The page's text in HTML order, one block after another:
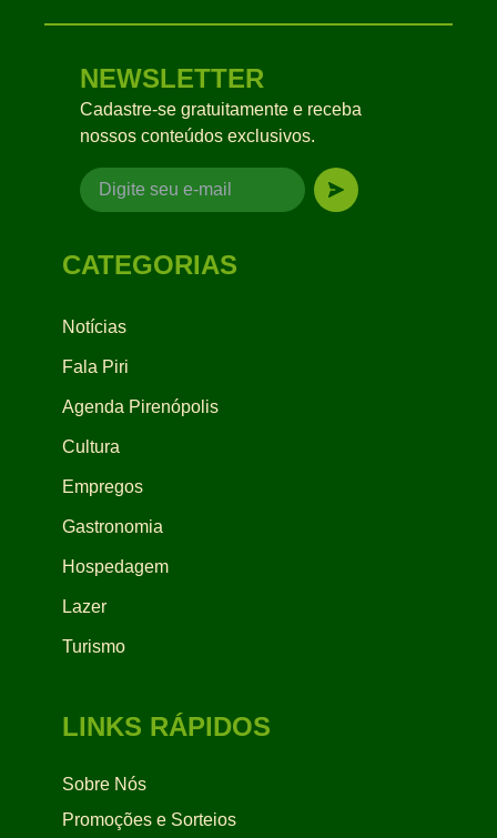
NEWSLETTER
Cadastre-se gratuitamente e receba
nossos conteúdos exclusivos.
CATEGORIAS
Notícias
Fala Piri
Agenda Pirenópolis
Cultura
Empregos
Gastronomia
Hospedagem
Lazer
Turismo
LINKS RÁPIDOS
Sobre Nós
Promoções e Sorteios